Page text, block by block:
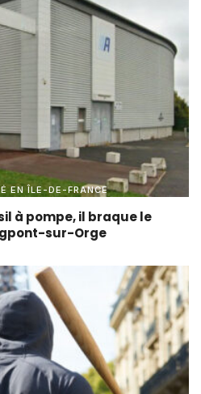
EN ÎLE-DE-FRANCE
à pompe, il braque le
sur-Orge